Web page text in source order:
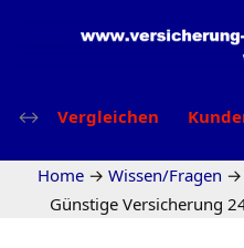
Vergleichen
Home → Wissen/Fragen →
Günstige Versicherung